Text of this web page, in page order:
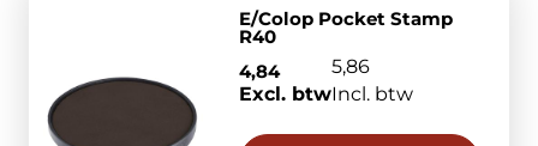
E/Colop Pocket Stamp
R40
4,84
Excl. btw
5,86
Incl. btw